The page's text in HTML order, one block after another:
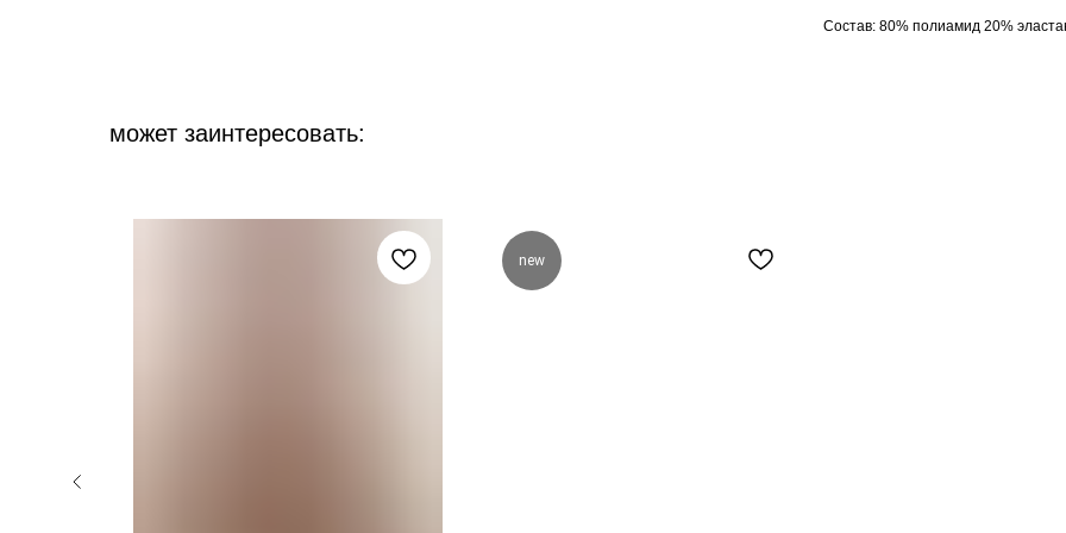
Состав: 80% полиамид 20%
может заинтересовать:
new